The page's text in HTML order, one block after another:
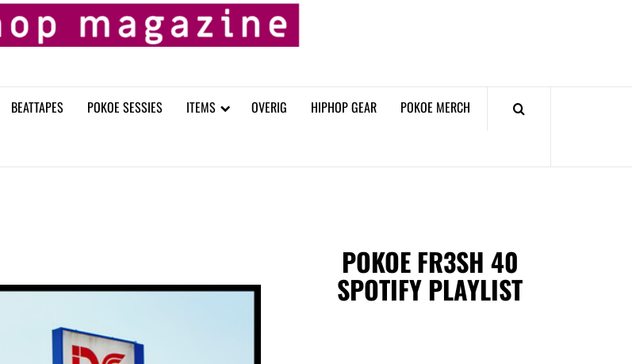
BEATTAPES POKOE SESSIES ITEMS OVERIG HIPHOP GEAR POKOE MERCH
POKOE FR3SH 40
SPOTIFY PLAYLIST